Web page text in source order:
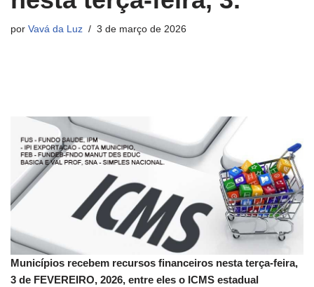
por Vavá da Luz 3 de março de 2026
Municípios recebem recursos financeiros nesta terça-feira,
3 de FEVEREIRO, 2026, entre eles o ICMS estadual